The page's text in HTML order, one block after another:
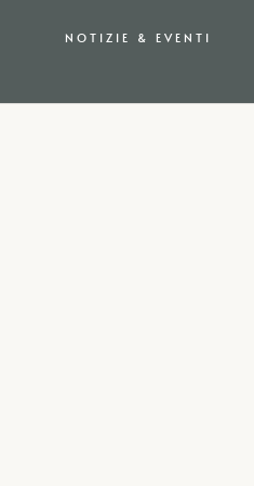
NOTIZIE & EVENTI